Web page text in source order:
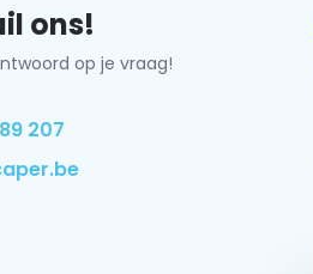
ons!
op je vraag!
207